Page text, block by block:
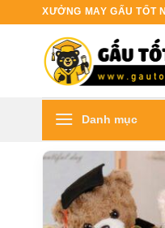
XƯỞNG MAY GẤU TỐT
Danh mục